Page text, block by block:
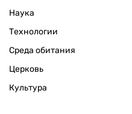
Наука
Технологии
Среда обитания
Церковь
Культура